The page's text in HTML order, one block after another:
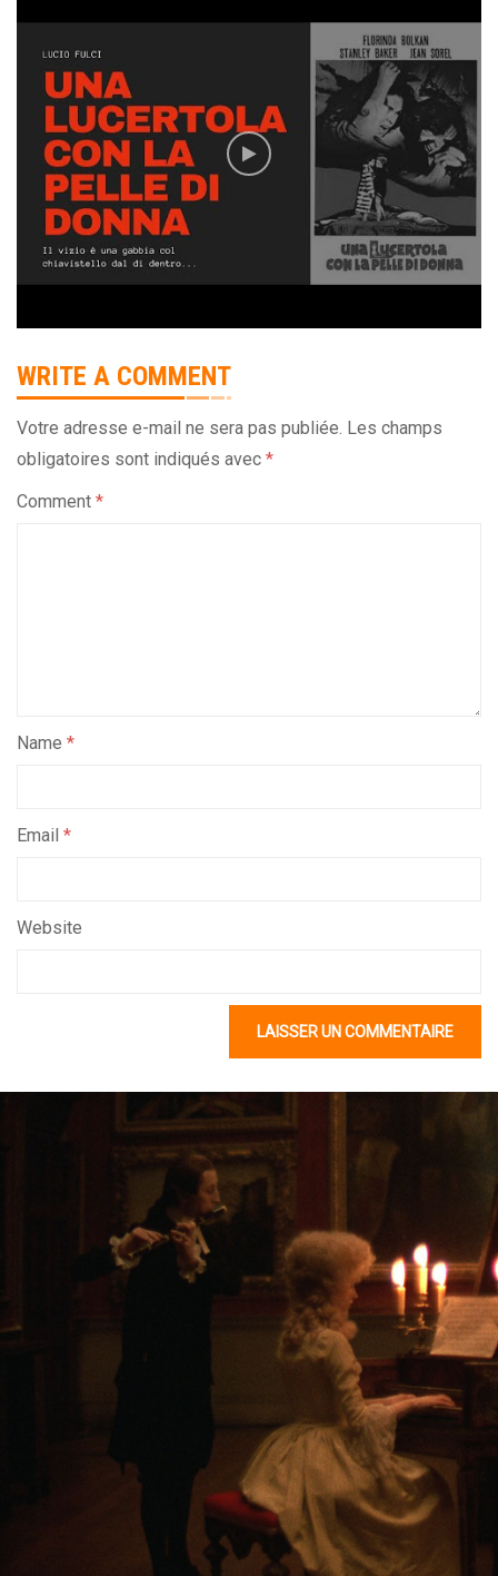
WRITE A COMMENT
Votre adresse e-mail ne sera pas publiée. Les champs
obligatoires sont indiqués avec *
Comment *
Name *
Email *
Website